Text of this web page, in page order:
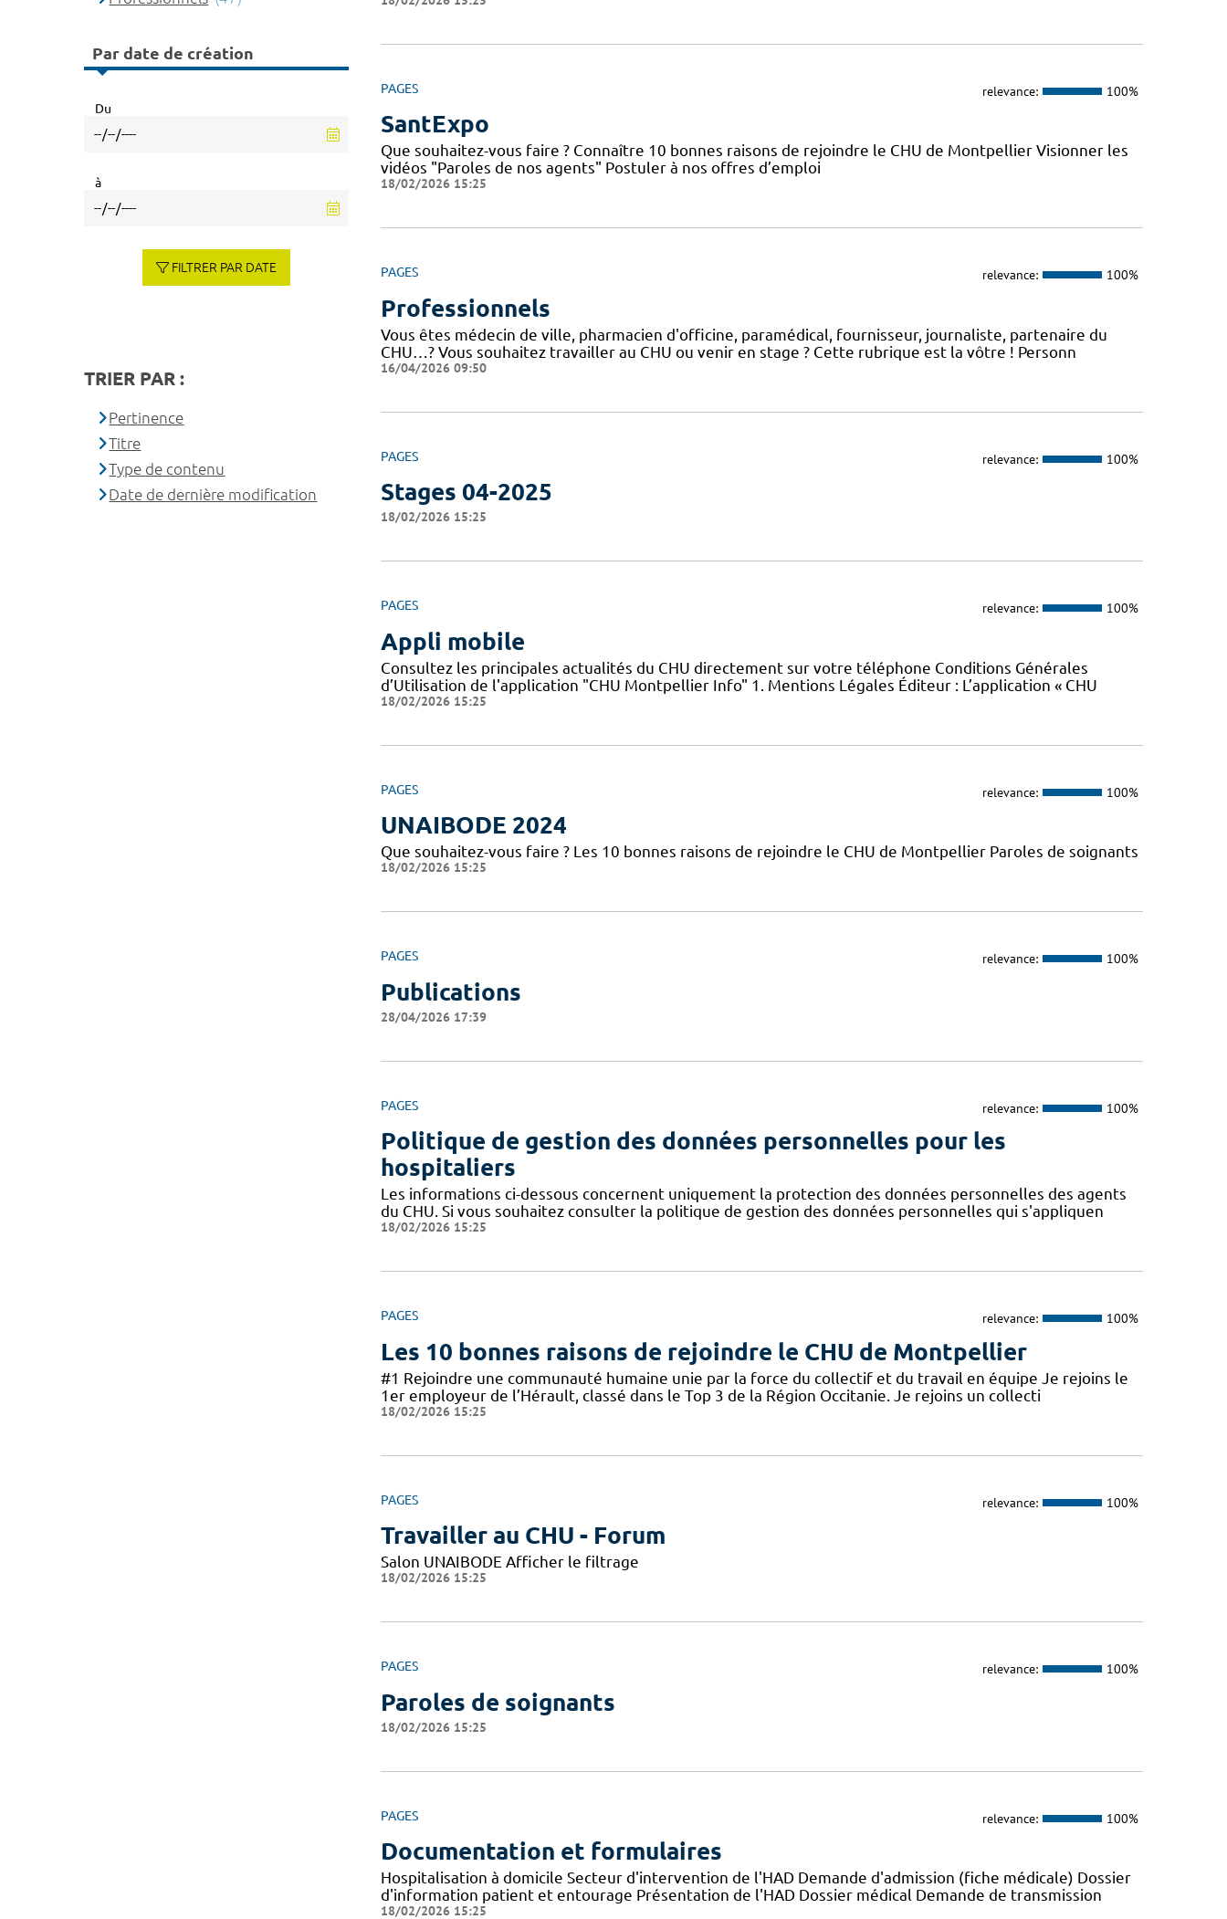
PAGES relevance: 100%
SantExpo
Que souhaitez-vous faire ? Connaître 10 bonnes raisons de rejoindre le CHU de Montpellier Visionner les
vidéos "Paroles de nos agents" Postuler à nos offres d’emploi
18/02/2026 15:25
PAGES relevance: 100%
Professionnels
Vous êtes médecin de ville, pharmacien d'officine, paramédical, fournisseur, journaliste, partenaire du
CHU…? Vous souhaitez travailler au CHU ou venir en stage ? Cette rubrique est la vôtre ! Personn
16/04/2026 09:50
PAGES relevance: 100%
Stages 04-2025
18/02/2026 15:25
PAGES relevance: 100%
Appli mobile
Consultez les principales actualités du CHU directement sur votre téléphone Conditions Générales
d’Utilisation de l'application "CHU Montpellier Info" 1. Mentions Légales Éditeur : L’application « CHU
18/02/2026 15:25
PAGES relevance: 100%
UNAIBODE 2024
Que souhaitez-vous faire ? Les 10 bonnes raisons de rejoindre le CHU de Montpellier Paroles de soignants
18/02/2026 15:25
PAGES relevance: 100%
Publications
28/04/2026 17:39
PAGES relevance: 100%
Politique de gestion des données personnelles pour les
hospitaliers
Les informations ci-dessous concernent uniquement la protection des données personnelles des agents
du CHU. Si vous souhaitez consulter la politique de gestion des données personnelles qui s'appliquen
18/02/2026 15:25
PAGES relevance: 100%
Les 10 bonnes raisons de rejoindre le CHU de Montpellier
#1 Rejoindre une communauté humaine unie par la force du collectif et du travail en équipe Je rejoins le
1er employeur de l’Hérault, classé dans le Top 3 de la Région Occitanie. Je rejoins un collecti
18/02/2026 15:25
PAGES relevance: 100%
Travailler au CHU - Forum
Salon UNAIBODE Afficher le filtrage
18/02/2026 15:25
PAGES relevance: 100%
Paroles de soignants
18/02/2026 15:25
PAGES relevance: 100%
Documentation et formulaires
Hospitalisation à domicile Secteur d'intervention de l'HAD Demande d'admission (fiche médicale) Dossier
d'information patient et entourage Présentation de l'HAD Dossier médical Demande de transmission
18/02/2026 15:25
Par date de création
Du
à
FILTRER PAR DATE
TRIER PAR :
Pertinence
Titre
Type de contenu
Date de dernière modification